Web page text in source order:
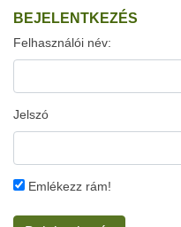
BEJELENTKEZÉS
Felhasználói név:
Jelszó
Emlékezz rám!